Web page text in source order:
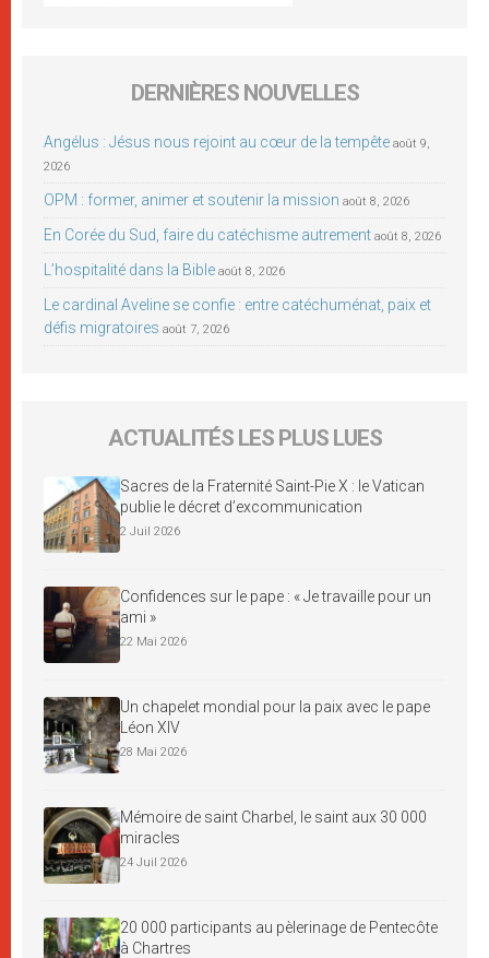
DERNIÈRES NOUVELLES
Angélus : Jésus nous rejoint au cœur de la tempête août 9,
2026
OPM : former, animer et soutenir la mission août 8, 2026
En Corée du Sud, faire du catéchisme autrement août 8, 2026
L’hospitalité dans la Bible août 8, 2026
Le cardinal Aveline se confie : entre catéchuménat, paix et
défis migratoires août 7, 2026
ACTUALITÉS LES PLUS LUES
Sacres de la Fraternité Saint-Pie X : le Vatican
publie le décret d’excommunication
2 Juil 2026
Confidences sur le pape : « Je travaille pour un
ami »
22 Mai 2026
Un chapelet mondial pour la paix avec le pape
Léon XIV
28 Mai 2026
Mémoire de saint Charbel, le saint aux 30 000
miracles
24 Juil 2026
20 000 participants au pèlerinage de Pentecôte
à Chartres